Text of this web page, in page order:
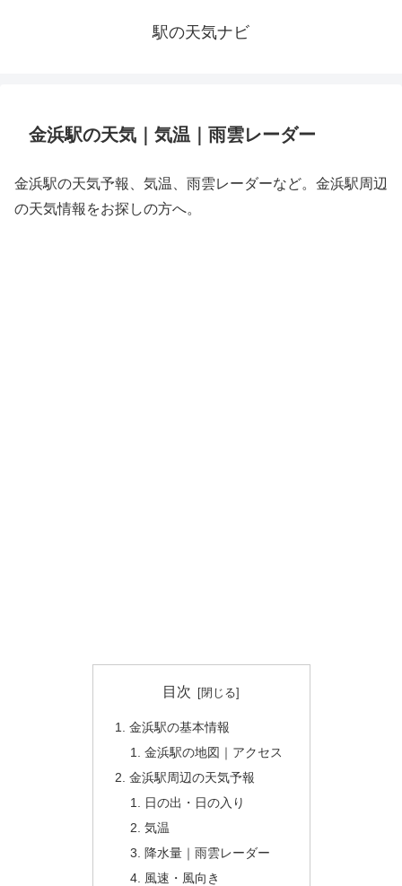
駅の天気ナビ
金浜駅の天気｜気温｜雨雲レーダー
金浜駅の天気予報、気温、雨雲レーダーなど。金浜駅周辺
の天気情報をお探しの方へ。
目次
金浜駅の基本情報
金浜駅の地図｜アクセス
金浜駅周辺の天気予報
日の出・日の入り
気温
降水量｜雨雲レーダー
風速・風向き